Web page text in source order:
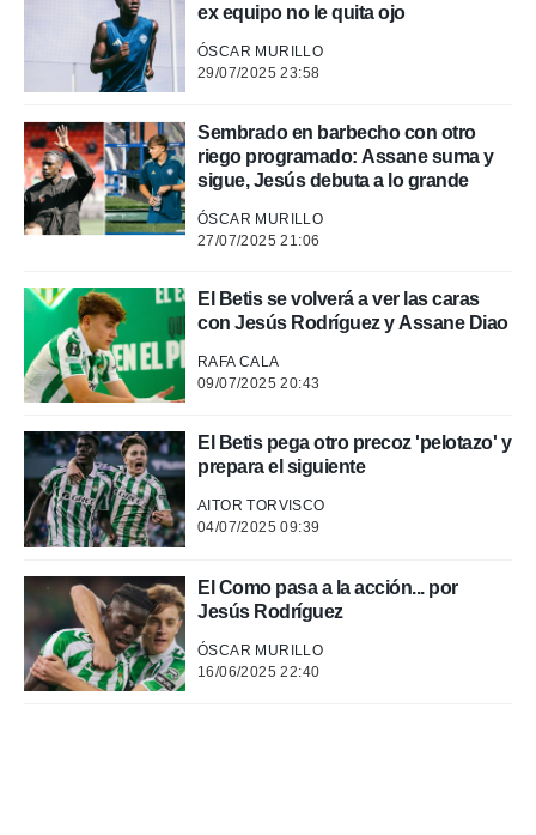
IP
de
traten tus
en
interés
a lo que
u
datos
momento
en
en
en
un
ex equipo no le quita ojo
ÓSCAR MURILLO
29/07/2025 23:58
Sembrado en barbecho con otro
riego programado: Assane suma y
sigue, Jesús debuta a lo grande
ÓSCAR MURILLO
27/07/2025 21:06
El Betis se volverá a ver las caras
con Jesús Rodríguez y Assane Diao
RAFA CALA
09/07/2025 20:43
El Betis pega otro precoz 'pelotazo' y
prepara el siguiente
AITOR TORVISCO
04/07/2025 09:39
El Como pasa a la acción... por
Jesús Rodríguez
ÓSCAR MURILLO
16/06/2025 22:40